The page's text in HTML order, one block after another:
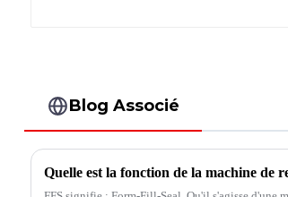
Blog Associé
Quelle est la fonction de la machine de